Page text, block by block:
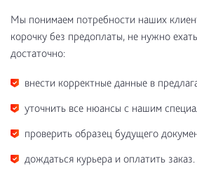
Мы понимаем потребности наших
корочку без предоплаты, не нужно
достаточно:
внести корректные данные в
уточнить все нюансы с нашим
проверить образец будущего
дождаться курьера и оплатить заказ.